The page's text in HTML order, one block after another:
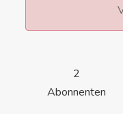
2
Abonnenten